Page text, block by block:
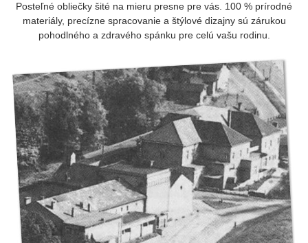
Posteľné obliečky šité na mieru presne pre vás. 100 % prírodné
materiály, precízne spracovanie a štýlové dizajny sú zárukou
pohodlného a zdravého spánku pre celú vašu rodinu.